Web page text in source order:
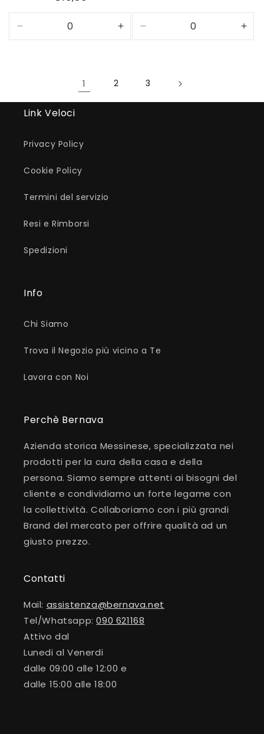
di
listino
quantità
Aumenta
quantità
listino
quantità
Title
1 2 3
Link Veloci
Privacy Policy
Cookie Policy
Termini del servizio
Resi e Rimborsi
Spedizioni
Info
Chi Siamo
Trova il Negozio più vicino a Te
Lavora con Noi
Perchè Bernava
Azienda storica Messinese, specializzata nei
prodotti per la cura della casa e della
persona. Siamo sempre attenti ai bisogni del
cliente e condividiamo un forte legame con
la collettività. Collaboriamo con i più grandi
Brand del mercato per offrire qualità ad un
giusto prezzo.
Contatti
Mail: assistenza@bernava.net
Tel/Whatsapp:090 621168
Attivo dal
Lunedi al Venerdi
dalle 09:00 alle 12:00 e
dalle 15:00 alle 18:00